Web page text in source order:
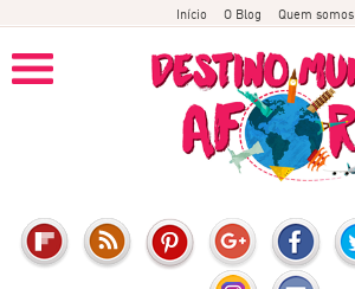
Início O Blog Quem somos